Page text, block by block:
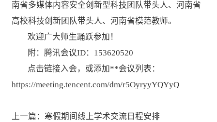
南省多媒体内容安全创新型科技团队带头人、河南省
高校科技创新团队带头人、河南省模范教师。
欢迎广大师生踊跃参加！
附：腾讯会议ID：153620520
点击链接入会，或添加**会议列表：
https://meeting.tencent.com/dm/r5OyryyYQYyQ
上一篇：寒假期间线上学术交流日程安排